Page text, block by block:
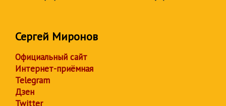
Сергей Миронов
Официальный сайт
Интернет-приёмная
Telegram
Дзен
Twitter